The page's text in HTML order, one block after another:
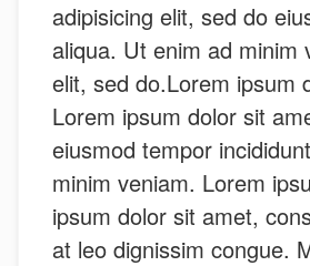
adipisicing elit, sed do
aliqua. Ut enim ad minim
elit, sed do.Lorem ipsum
Lorem ipsum dolor sit
eiusmod tempor
minim veniam. Lorem
ipsum dolor sit amet,
at leo dignissim congue.